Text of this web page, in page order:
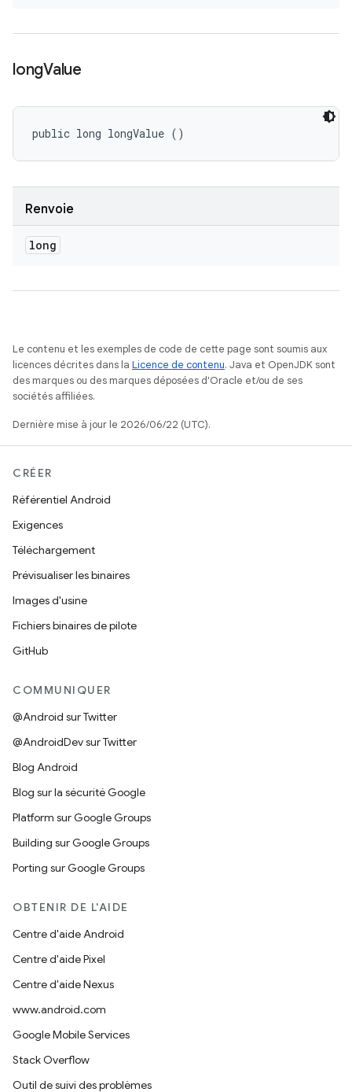
longValue
public long longValue ()
Renvoie
long
Le contenu et les exemples de code de cette page sont soumis aux
licences décrites dans la Licence de contenu. Java et OpenJDK sont
des marques ou des marques déposées d'Oracle et/ou de ses
sociétés affiliées.
Dernière mise à jour le 2026/06/22 (UTC).
CRÉER
Référentiel Android
Exigences
Téléchargement
Prévisualiser les binaires
Images d'usine
Fichiers binaires de pilote
GitHub
COMMUNIQUER
@Android sur Twitter
@AndroidDev sur Twitter
Blog Android
Blog sur la sécurité Google
Platform sur Google Groups
Building sur Google Groups
Porting sur Google Groups
OBTENIR DE L'AIDE
Centre d'aide Android
Centre d'aide Pixel
Centre d'aide Nexus
www.android.com
Google Mobile Services
Stack Overflow
Outil de suivi des problèmes